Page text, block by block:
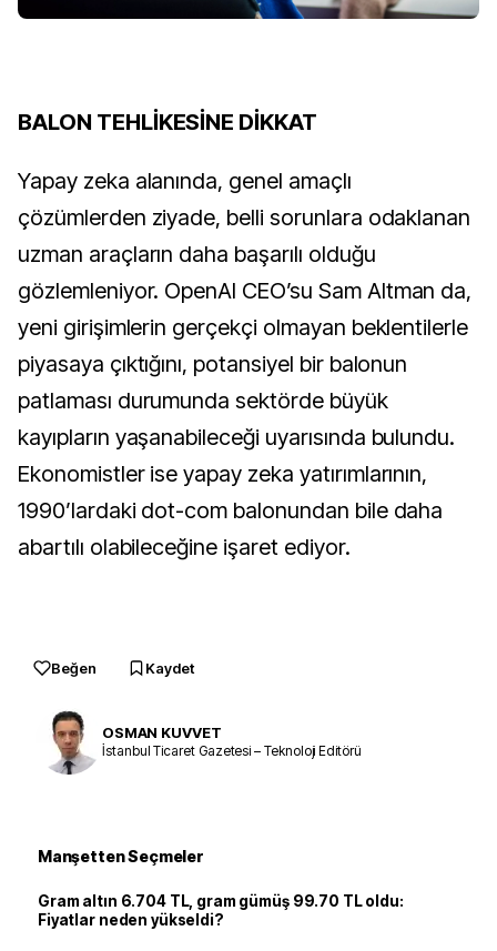
BALON TEHLİKESİNE DİKKAT
Yapay zeka alanında, genel amaçlı
çözümlerden ziyade, belli sorunlara odaklanan
uzman araçların daha başarılı olduğu
gözlemleniyor. OpenAI CEO’su Sam Altman da,
yeni girişimlerin gerçekçi olmayan beklentilerle
piyasaya çıktığını, potansiyel bir balonun
patlaması durumunda sektörde büyük
kayıpların yaşanabileceği uyarısında bulundu.
Ekonomistler ise yapay zeka yatırımlarının,
1990’lardaki dot-com balonundan bile daha
abartılı olabileceğine işaret ediyor.
Beğen Kaydet
OSMAN KUVVET
İstanbul Ticaret Gazetesi – Teknoloji Editörü
Manşetten Seçmeler
Gram altın 6.704 TL, gram gümüş 99.70 TL oldu:
Fiyatlar neden yükseldi?